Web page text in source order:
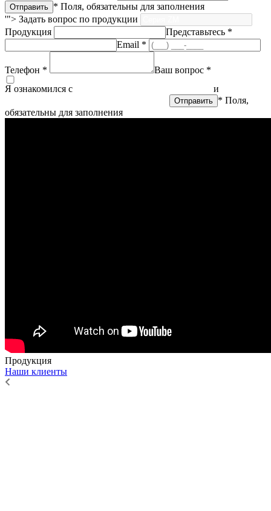
* Поля, обязательны для заполнения
'"> Задать вопрос по продукции
Продукция
Представьтесь *
Email *
Телефон *
Ваш вопрос *
Я ознакомился с
и
* Поля,
обязательны для заполнения
Продукция
Наши клиенты